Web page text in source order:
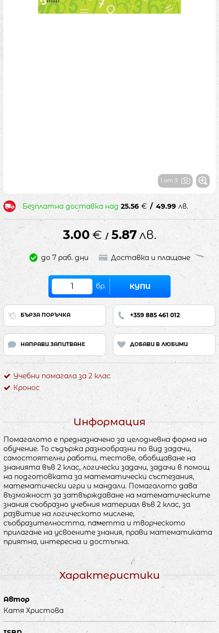
1 от 3
Безплатна доставка над 25.56 € / 49.99 лв.
3.00 € / 5.87лв.
до 7 раб. дни Доставка и плащане
бр. КУПИ
БЪРЗА ПОРЪЧКА +359 885 461 012
НАПРАВИ ЗАПИТВАНЕ ДОБАВИ В ЛЮБИМИ
Учебни помагала за 2 клас
Кронос
Информация
Помагалото е предназначено за целодневна форма на
обучение. То съдържа разнообразни по вид задачи,
самостоятелни работи, тестове, обобщаване на
знанията във 2 клас, логически задачи, задачи в помощ
на подготовката за математически състезания,
математически игри и мандали. Помагалото дава
възможност за затвърждаване на математическите
знания съобразно учебния материал във 2 клас, за
развитие на логическото мислене,
съобразителността, паметта и творческото
прилагане на усвоените знания, прави математиката
приятна, интересна и достъпна.
Характеристики
Автор
Катя Христова